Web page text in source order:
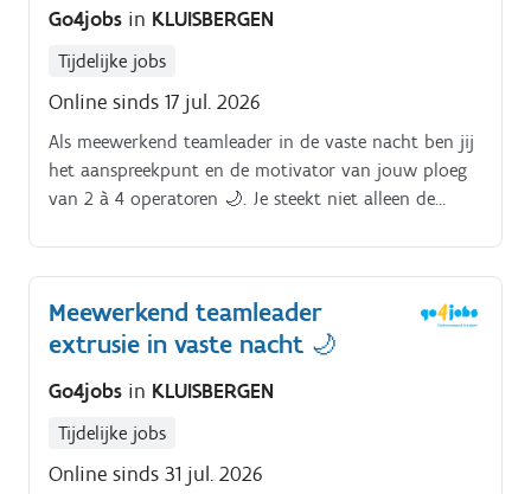
Go4jobs in KLUISBERGEN
Tijdelijke jobs
Online sinds 17 jul. 2026
Als meewerkend teamleader in de vaste nacht ben jij
het aanspreekpunt en de motivator van jouw ploeg
van 2 à 4 operatoren 🌙. Je steekt niet alleen de
de extrusiemachine perfect wordt ingesteld, opgestart
en omgebouwd.
Meewerkend teamleader
extrusie in vaste nacht 🌙
Go4jobs in KLUISBERGEN
Tijdelijke jobs
Online sinds 31 jul. 2026